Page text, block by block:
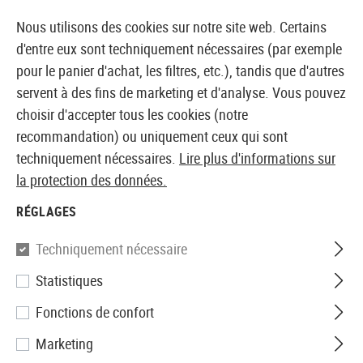
BOUTIQUE ET GROSSISTE EUROPÉEN AIRSOFT
Marques Heckler & Koch
HECKLER & KOCH
65 Produits
Filtre
Nous utilisons des cookies sur notre site web. Certains
d'entre eux sont techniquement nécessaires (par exemple
pour le panier d'achat, les filtres, etc.), tandis que d'autres
servent à des fins de marketing et d'analyse. Vous pouvez
choisir d'accepter tous les cookies (notre
recommandation) ou uniquement ceux qui sont
techniquement nécessaires. Lire plus d'informations sur
la protection des données.
RÉGLAGES
Techniquement nécessaire
Statistiques
Fonctions de confort
Marketing